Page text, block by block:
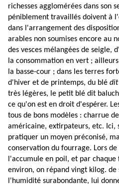
richesses agglomérées dans son
péniblement travaillés doivent à
dans l'arrangement des
arables non soumises encore au
des vesces mélangées de seigle,
la consommation en vert ;
la basse-cour ; dans les terres
d'hiver et de printemps, du blé dit
très légères, le petit blé dit
ce qu'on est en droit d'espérer.
tous de bons modèles : charrue
américaine, extirpateurs, etc. Ici,
pratiquer un moyen préconisé,
conservation du fourrage. Lors
l'accumule en poil, et par
environ, on répand vingt kilog.
l'humidité surabondante, lui